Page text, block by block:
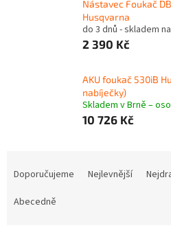
Nástavec Foukač
Husqvarna
do 3 dnů - skladem
2 390 Kč
AKU foukač 530iB
nabíječky)
Skladem v Brně –
10 726 Kč
Doporučujeme Nejlevnější
Abecedně